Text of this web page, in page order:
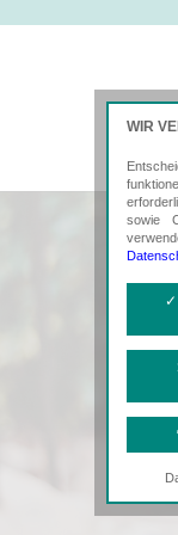
WIR
sowie